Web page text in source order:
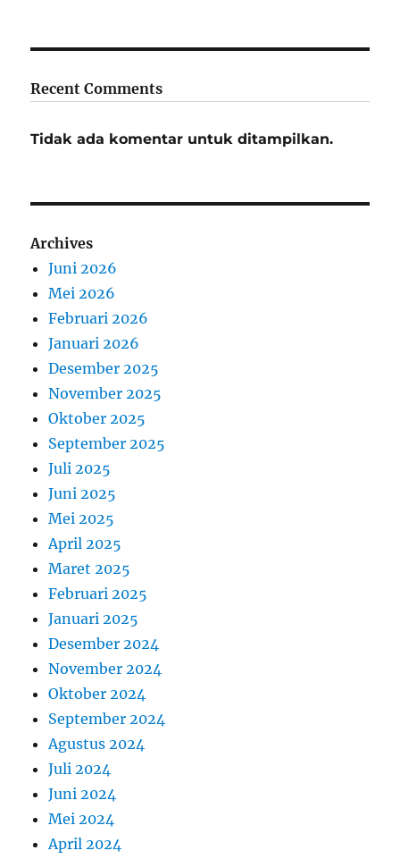
Recent Comments
Tidak ada komentar untuk ditampilkan.
Archives
Juni 2026
Mei 2026
Februari 2026
Januari 2026
Desember 2025
November 2025
Oktober 2025
September 2025
Juli 2025
Juni 2025
Mei 2025
April 2025
Maret 2025
Februari 2025
Januari 2025
Desember 2024
November 2024
Oktober 2024
September 2024
Agustus 2024
Juli 2024
Juni 2024
Mei 2024
April 2024